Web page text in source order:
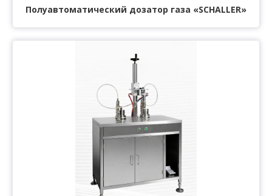
Полуавтоматический дозатор газа «SCHALLER»